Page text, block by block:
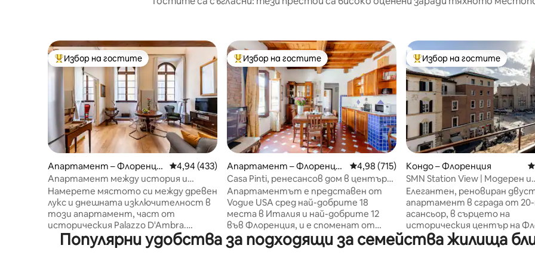
Най-популярен избор на гостите
Избор на гостите
Апартамент – Флоренци
я
Средна оценка: 4,94 от 5, 433 отзива
4,94 (433)
Апартамент между история и
дизайн в близост до Дуомо
Намерете мястото си между древен
лукс и днешната изключителност в
този апартамент, част от
историческия Palazzo D'Ambra.
Оборудван с всички удобства, той
очарова с високите тавани, които
Най-популярен избор на гостите
Избор на гостите
Апартамент – Флоренци
я
Средна оценка: 4,98 от 5, 715 отзива
4,98 (715)
Casa Pinti, ренесансов дом в центъра
на Флоренция
Апартаментът е представен от
Vogue USA сред най-добрите 18
места в Италия и най-добрите 12
във Флоренция, и е споменат от
други списания за пътувания. Той се
намира на третия етаж на сграда от
Най-популярен избор на
Избор на гостите
Кондо – Флоренция
SMN Station View | Модерен и
централно разположен
Елегантен, реновиран
апартамент в сграда от
асансьор, в сърцето на
историческия център на
Само на 2 минути пеша от
„Санта Мария Новела“
Популярни удобства за подходящи за семейства жилища